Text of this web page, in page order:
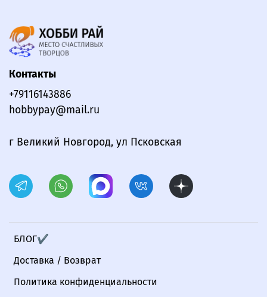
БЛОГ✔
Доставка / Возврат
Политика конфиденциальности
Контакты
+79116143886
hobbypay@mail.ru
г Великий Новгород, ул Псковская